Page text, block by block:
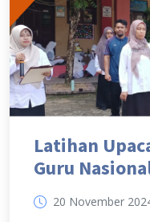
Latihan
Guru
20 November